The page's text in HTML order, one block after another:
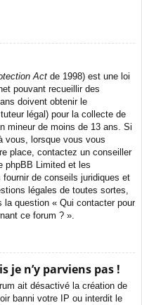
Act de 1998) est une loi
pouvant recueillir des
doivent obtenir le
légal) pour la collecte de
mineur de moins de 13 ans. Si
vous, lorsque vous vous
place, contactez un conseiller
phpBB Limited et les
de conseils juridiques et
légales de toutes sortes,
la question « Qui contacter pour
ce forum ? ».
je n’y parviens pas !
ait désactivé la création de
banni votre IP ou interdit le